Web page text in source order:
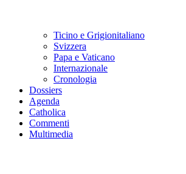
Ticino e Grigionitaliano
Svizzera
Papa e Vaticano
Internazionale
Cronologia
Dossiers
Agenda
Catholica
Commenti
Multimedia